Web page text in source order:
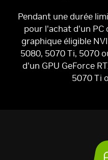
Pendant une durée
pour l'achat d'un PC
graphique éligible
5080, 5070 Ti, 5070
d'un GPU GeForce
5070 Ti